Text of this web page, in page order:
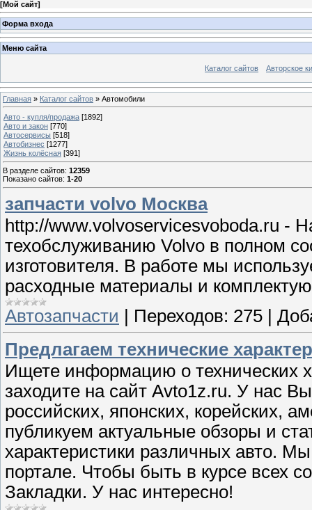
[Мой сайт]
Форма входа
Меню сайта
Каталог сайтов Авторское
Главная » Каталог сайтов » Автомобили
Авто - купля/продажа [1892]
Авто и закон [770]
Автосервисы [518]
Автобизнес [1277]
Жизнь колёсная [391]
В разделе сайтов: 12359
Показано сайтов: 1-20
запчасти volvo Москва
http://www.volvoservicesvoboda.ru -
техобслуживанию Volvo в полном
изготовителя. В работе мы
расходные материалы и
Автозапчасти
Переходов: 275
Предлагаем технические
Ищете информацию о технических
заходите на сайт Avto1z.ru. У нас
российских, японских, корейских,
публикуем актуальные обзоры и
характеристики различных авто.
портале. Чтобы быть в курсе всех
Закладки. У нас интересно!